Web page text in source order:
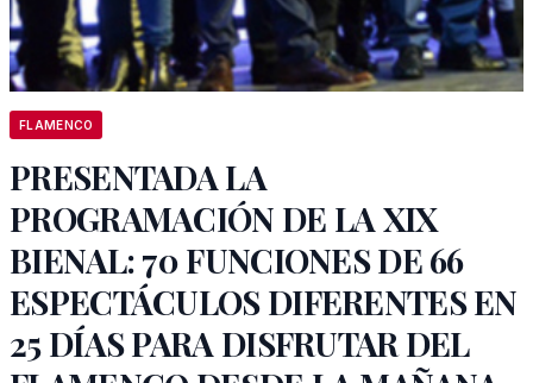
FLAMENCO
PRESENTADA LA
PROGRAMACIÓN DE LA XIX
BIENAL: 70 FUNCIONES DE 66
ESPECTÁCULOS DIFERENTES EN
25 DÍAS PARA DISFRUTAR DEL